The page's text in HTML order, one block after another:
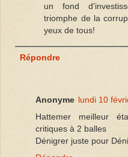
un fond
triomphe de la
yeux de tous!
Répondre
Anonyme lundi 10
Hattemer meilleur
critiques à 2 balles
Dénigrer juste pour